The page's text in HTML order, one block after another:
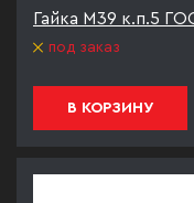
Гайка М39 к.п.5
под заказ
В КОРЗИНУ